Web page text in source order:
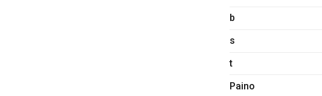
b
s
t
Paino